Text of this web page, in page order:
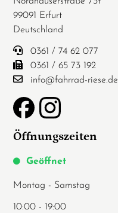
99091 Erfurt
Deutschland
0361 / 74 62 077
0361 / 65 73 192
info@fahrrad-riese.de
Öffnungszeiten
Geöffnet
Montag - Samstag
10:00 - 19:00